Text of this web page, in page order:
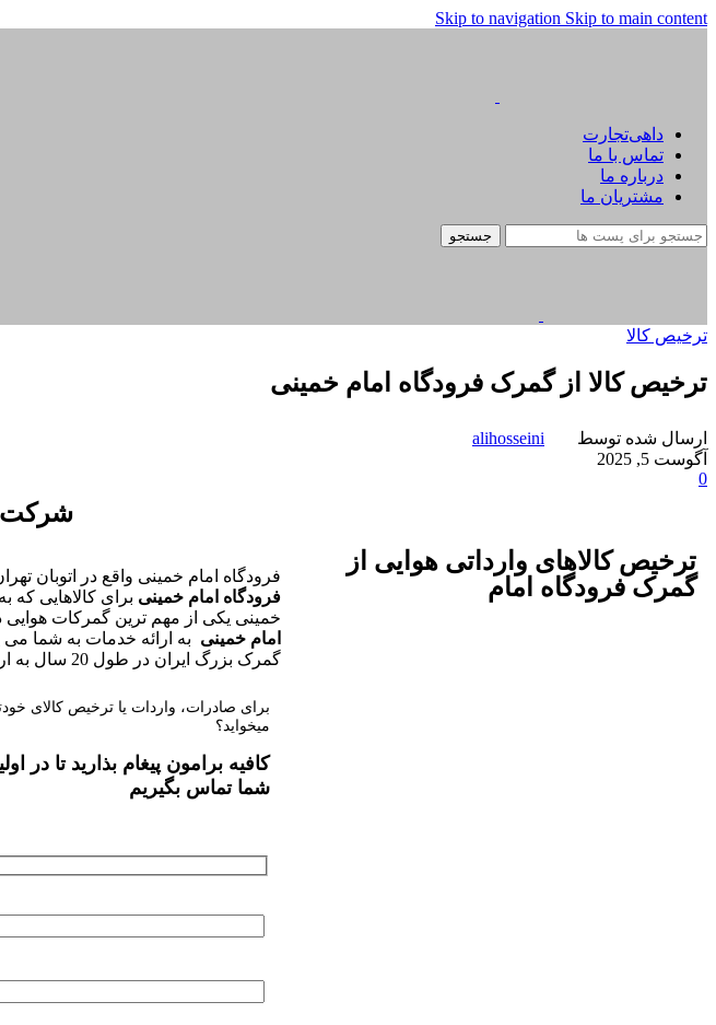
Skip to navigation Skip to main content
داهی‌تجارت
تماس با ما
درباره ما
مشتریان ما
جستجو
ترخیص کالا
ترخیص کالا از گمرک فرودگاه امام خمینی
ارسال شده توسط
alihosseini
آگوست 5, 2025
0
شرکت
ترخیص کالاهای وارداتی هوایی از
گمرک فرودگاه امام
فرودگاه امام خمینی واقع در اتوبان
فرودگاه امام خمینی برای کالاهایی
خمینی یکی از مهم ترین گمرکات هوایی
امام خمینی به ارائه خدمات به شما می
گمرک بزرگ ایران در طول 20 سال به ارائه خدمات می پردازد.
برای صادرات، واردات یا ترخیص کالای
میخواید؟
کافیه برامون پیغام بذارید تا در
شما تماس بگیریم